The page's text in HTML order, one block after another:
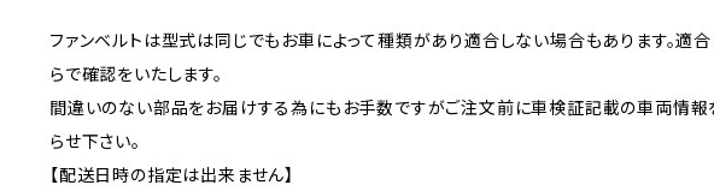
ファンベルトは型式は同じでもお車によって種類があり適合しない場合もあります。適合
らで確認をいたします。
間違いのない部品をお届けする為にもお手数ですがご注文前に車検証記載の車両情報
らせ下さい。
【配送日時の指定は出来ません】